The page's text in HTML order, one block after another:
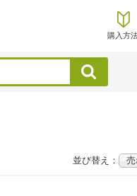
購入方
検索
並び替え：